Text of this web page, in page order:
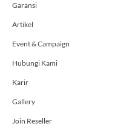
f
Garansi
Artikel
Event & Campaign
Hubungi Kami
Karir
Gallery
Join Reseller